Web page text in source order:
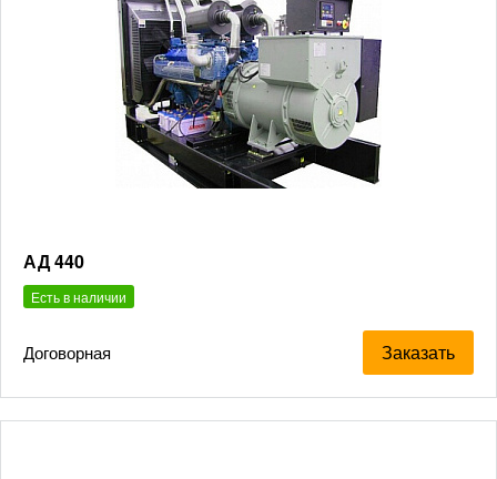
АД 440
Есть в наличии
Договорная Заказать